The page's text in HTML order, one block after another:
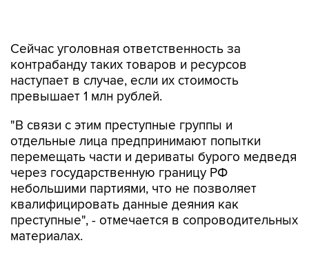
наступает в случае, если их стоимость
превышает 1 млн рублей.
"В связи с этим преступные группы и
перемещать части и дериваты бурого медведя
через государственную границу РФ
небольшими партиями, что не позволяет
квалифицировать данные деяния как
преступные", - отмечается в сопроводительных
материалах.
Авторы инициативы предлагают установить,